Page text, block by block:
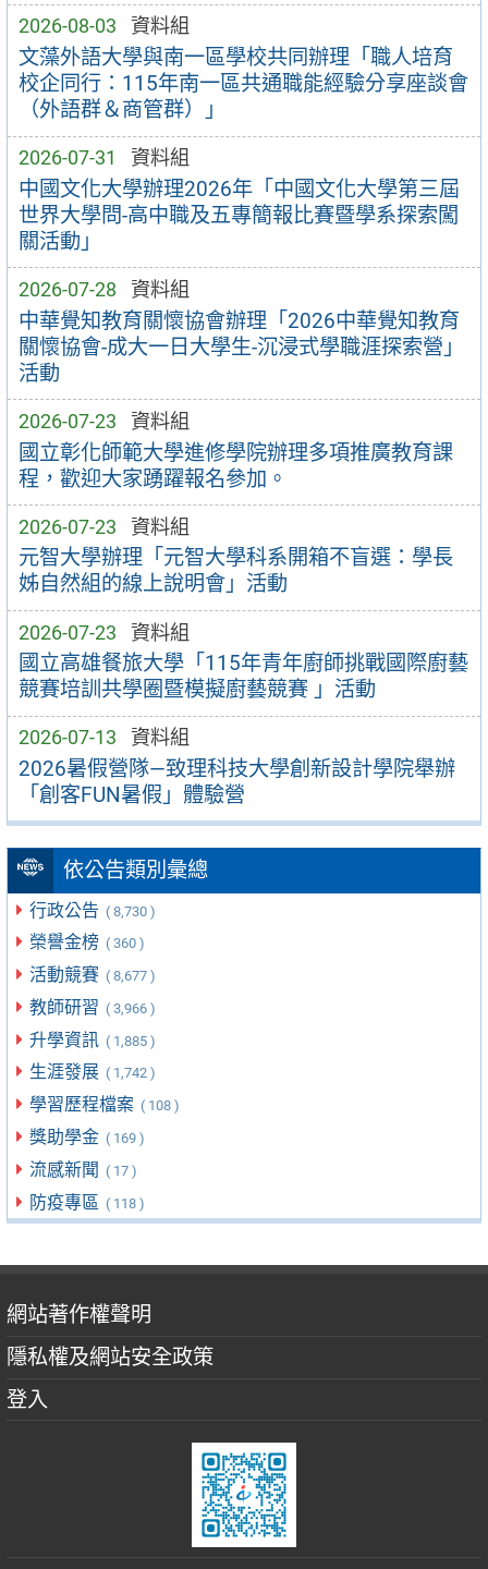
2026-08-03 資料組
文藻外語大學與南一區學校共同辦理「職人培育
校企同行：115年南一區共通職能經驗分享座談會
（外語群＆商管群）」
2026-07-31 資料組
中國文化大學辦理2026年「中國文化大學第三屆
世界大學問-高中職及五專簡報比賽暨學系探索闖
關活動」
2026-07-28 資料組
中華覺知教育關懷協會辦理「2026中華覺知教育
關懷協會-成大一日大學生-沉浸式學職涯探索營」
活動
2026-07-23 資料組
國立彰化師範大學進修學院辦理多項推廣教育課
程，歡迎大家踴躍報名參加。
2026-07-23 資料組
元智大學辦理「元智大學科系開箱不盲選：學長
姊自然組的線上說明會」活動
2026-07-23 資料組
國立高雄餐旅大學「115年青年廚師挑戰國際廚藝
競賽培訓共學圈暨模擬廚藝競賽 」活動
2026-07-13 資料組
2026暑假營隊—致理科技大學創新設計學院舉辦
「創客FUN暑假」體驗營
依公告類別彙總
行政公告 ( 8,730 )
榮譽金榜 ( 360 )
活動競賽 ( 8,677 )
教師研習 ( 3,966 )
升學資訊 ( 1,885 )
生涯發展 ( 1,742 )
學習歷程檔案 ( 108 )
獎助學金 ( 169 )
流感新聞 ( 17 )
防疫專區 ( 118 )
網站著作權聲明
隱私權及網站安全政策
登入